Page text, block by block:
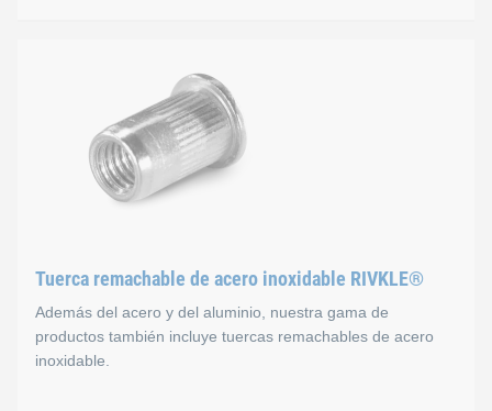
Materiales
Acero: nuestro material estándar
Formas de cabeza
Cabeza plana
Tuerca remachable de acero inoxidable RIVKLE®
Además del acero y del aluminio, nuestra gama de
productos también incluye tuercas remachables de acero
inoxidable.